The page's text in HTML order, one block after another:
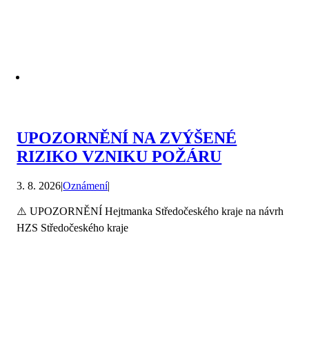
UPOZORNĚNÍ NA ZVÝŠENÉ
RIZIKO VZNIKU POŽÁRU
3. 8. 2026|Oznámení|
⚠️ UPOZORNĚNÍ Hejtmanka Středočeského kraje na návrh
HZS Středočeského kraje